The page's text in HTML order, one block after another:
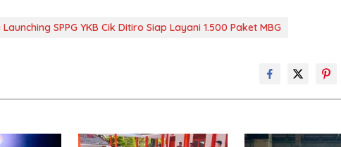
SPPG YKB Cik Ditiro Siap Layani 1.500 Paket MBG